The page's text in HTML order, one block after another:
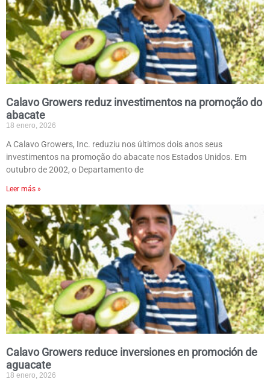
Calavo Growers reduz investimentos na promoção do
abacate
18 enero, 2026
A Calavo Growers, Inc. reduziu nos últimos dois anos seus
investimentos na promoção do abacate nos Estados Unidos. Em
outubro de 2002, o Departamento de
Leer más »
Calavo Growers reduce inversiones en promoción de
aguacate
18 enero, 2026